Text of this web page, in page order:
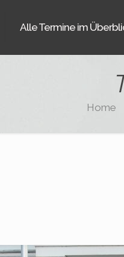
Alle Termine im
Home